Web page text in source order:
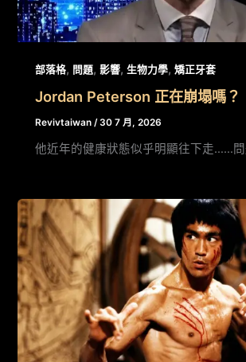
部落格, 問題,影響,生物力學,矯正牙套
Jordan Peterson 正在崩塌嗎？
Revivtaiwan/30 7 月, 2026
他近年的健康狀態似乎明顯往下走……問